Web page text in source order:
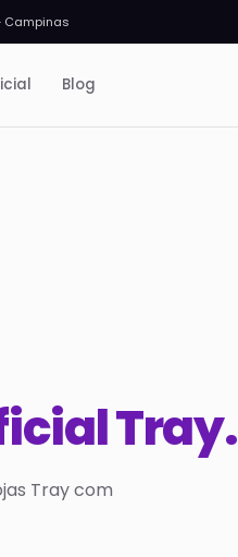
Campinas
Blog
Tray.
Tray com